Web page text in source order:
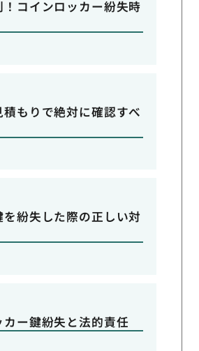
コインロッカー紛失時
もりで絶対に確認すべ
を紛失した際の正しい対
カー鍵紛失と法的責任